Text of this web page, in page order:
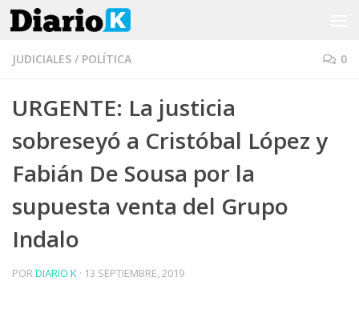
Saltar al contenido
JUDICIALES / POLÍTICA 0
URGENTE: La justicia
sobreseyó a Cristóbal López y
Fabián De Sousa por la
supuesta venta del Grupo
Indalo
PORDIARIO K · 13 SEPTIEMBRE, 2019